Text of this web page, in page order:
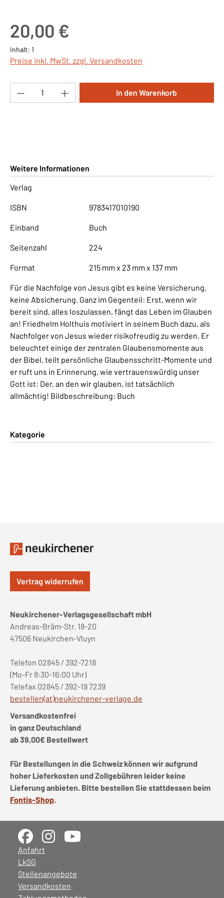
20,00 €
Inhalt: 1
Preise inkl. MwSt. zzgl. Versandkosten
Produkt Anzahl: Gib den gewünschten
In den Warenkorb
Weitere Informationen
Verlag
ISBN 9783417010190
Einband Buch
Seitenzahl 224
Format 215 mm x 23 mm x 137 mm
Für die Nachfolge von Jesus gibt es keine Versicherung,
keine Absicherung. Ganz im Gegenteil: Erst, wenn wir
bereit sind, alles loszulassen, fängt das Leben im Glauben
an! Friedhelm Holthuis motiviert in seinem Buch dazu, als
Nachfolger von Jesus wieder risikofreudig zu werden. Er
beleuchtet einige der zentralen Glaubensmomente aus
der Bibel, teilt persönliche Glaubensschritt-Momente und
er ruft uns in Erinnerung, wie vertrauenswürdig unser
Gott ist: Der, an den wir glauben, ist tatsächlich
allmächtig! Bildbeschreibung: Buch
Kategorie
Vertrag widerrufen
Neukirchener-Verlagsgesellschaft mbH
Andreas-Bräm-Str. 18-20
47506 Neukirchen-Vluyn
Telefon 02845 / 392-7218
(Mo-Fr 8:30-16:00 Uhr)
Telefax 02845 / 392-19 7239
bestellen(at)neukirchener-verlage.de
Versandkostenfrei
in ganz Deutschland
ab 39,00€ Bestellwert
Für Bestellungen in die Schweiz können wir aufgrund
hoher Lieferkosten und Zollgebühren leider keine
Lieferung anbieten. Bitte bestellen Sie stattdessen beim
Fontis-Shop.
Anfahrt
LkSG
Stellenangebote
Versandkosten